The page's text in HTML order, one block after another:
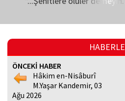
ÖNCEKİ HABER
Hâkim en-Nisâburî
M.Yaşar Kandemir, 03
Ağu 2026